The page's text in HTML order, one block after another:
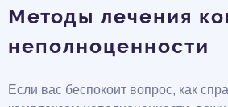
Методы лечения
неполноценности
Если вас беспокоит вопрос, как